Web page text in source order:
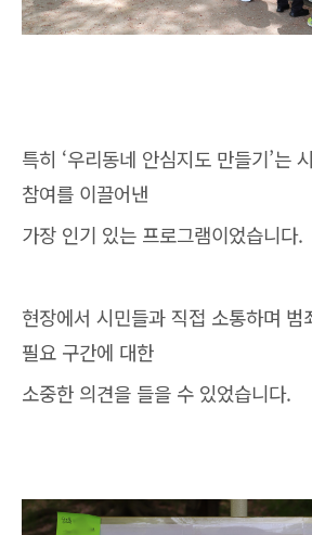
특히 ‘우리동네 안심지도 만들기’는
참여를 이끌어낸
가장 인기 있는 프로그램이었습니다.
현장에서 시민들과 직접 소통하며
필요 구간에 대한
소중한 의견을 들을 수 있었습니다.